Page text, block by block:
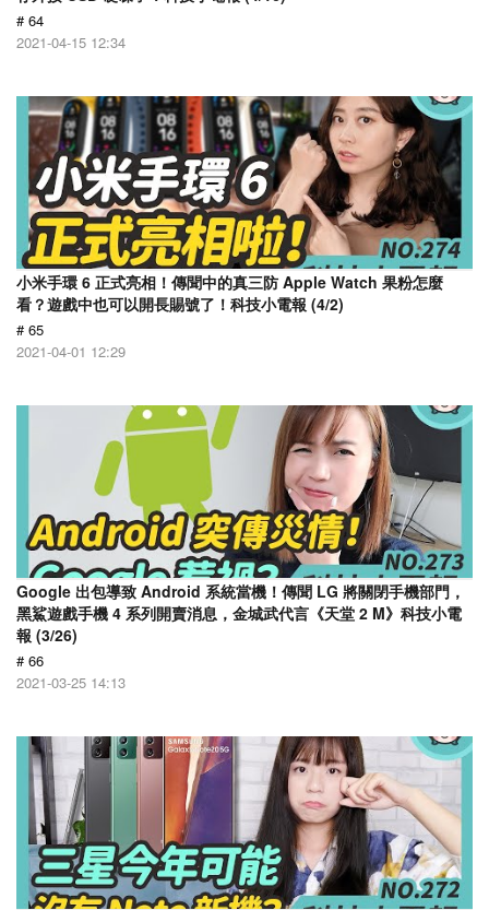
# 64
2021-04-15 12:34
小米手環 6 正式亮相！傳聞中的真三防 Apple Watch 果粉怎麼
看？遊戲中也可以開長賜號了！科技小電報 (4/2)
# 65
2021-04-01 12:29
Google 出包導致 Android 系統當機！傳聞 LG 將關閉手機部門，
黑鯊遊戲手機 4 系列開賣消息，金城武代言《天堂 2 M》科技小電
報 (3/26)
# 66
2021-03-25 14:13